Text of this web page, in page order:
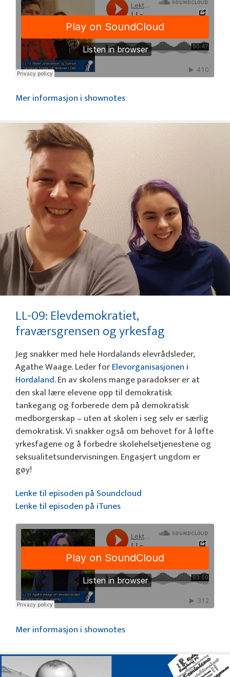
Mer informasjon i shownotes
LL-09: Elevdemokratiet,
fraværsgrensen og yrkesfag
Jeg snakker med hele Hordalands elevrådsleder,
Agathe Waage. Leder forElevorganisasjonen i
Hordaland. En av skolens mange paradokser er at
den skal lære elevene opp til demokratisk
tankegang og forberede dem på demokratisk
medborgerskap – uten at skolen i seg selv er særlig
demokratisk. Vi snakker også om behovet for å løfte
yrkesfagene og å forbedre skolehelsetjenestene og
seksualitetsundervisningen. Engasjert ungdom er
gøy!
Lenke til episoden på Soundcloud
Lenke til episoden på iTunes
Mer informasjon i shownotes